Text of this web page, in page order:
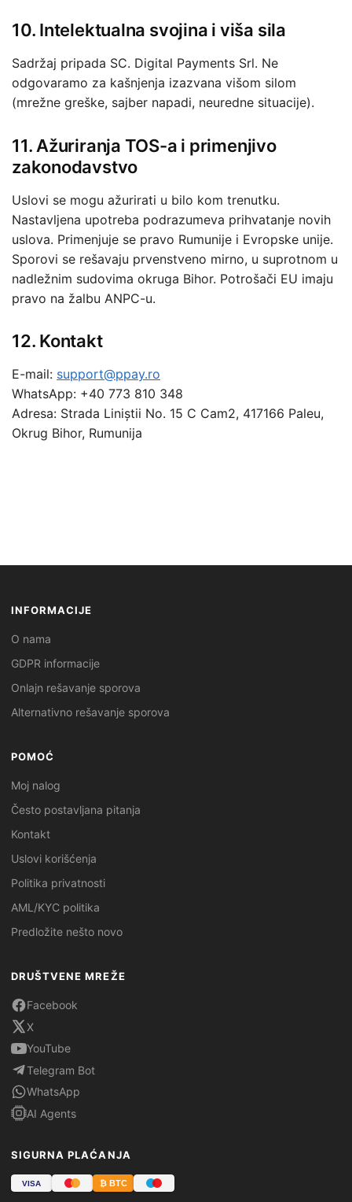
10. Intelektualna svojina i viša sila
Sadržaj pripada SC. Digital Payments Srl. Ne
odgovaramo za kašnjenja izazvana višom silom
(mrežne greške, sajber napadi, neuredne situacije).
11. Ažuriranja TOS-a i primenjivo
zakonodavstvo
Uslovi se mogu ažurirati u bilo kom trenutku.
Nastavljena upotreba podrazumeva prihvatanje novih
uslova. Primenjuje se pravo Rumunije i Evropske unije.
Sporovi se rešavaju prvenstveno mirno, u suprotnom u
nadležnim sudovima okruga Bihor. Potrošači EU imaju
pravo na žalbu ANPC-u.
12. Kontakt
E-mail: support@ppay.ro
WhatsApp: +40 773 810 348
Adresa: Strada Liniștii No. 15 C Cam2, 417166 Paleu,
Okrug Bihor, Rumunija
INFORMACIJE
O nama
GDPR informacije
Onlajn rešavanje sporova
Alternativno rešavanje sporova
POMOĆ
Moj nalog
Često postavljana pitanja
Kontakt
Uslovi korišćenja
Politika privatnosti
AML/KYC politika
Predložite nešto novo
DRUŠTVENE MREŽE
Facebook
X
YouTube
Telegram Bot
WhatsApp
AI Agents
SIGURNA PLAĆANJA
VISA ₿ BTC